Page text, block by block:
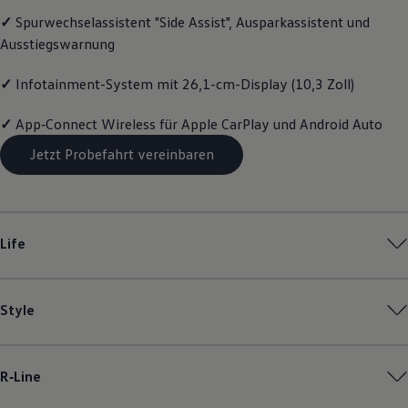
Magazin
Lifestyle
Transport
Elektromobilität
Volkswagen R
Volkswagen Kundenbetreuung
✓ Spurwechselassistent "Side Assist", Ausparkassistent und
Ausstiegswarnung
✓ Infotainment-System mit 26,1-cm-Display (10,3 Zoll)
✓ App‑Connect Wireless für Apple CarPlay und Android Auto
Jetzt Probefahrt vereinbaren
Life
Style
R‑Line